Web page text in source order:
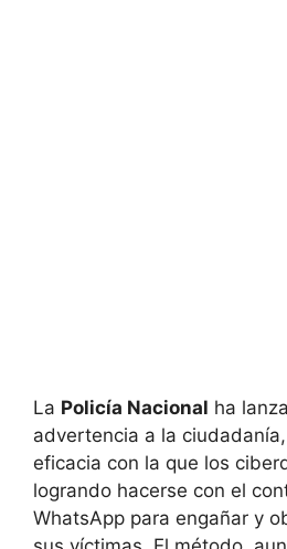
La Policía Nacional ha
advertencia a la
eficacia con la que los
logrando hacerse con el
WhatsApp para engañar y